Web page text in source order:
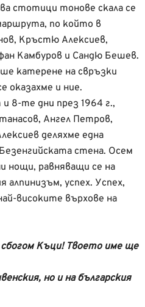
стотици тонове скала се
по който в
Кръстю Алексиев,
Камбуров и Сандю Бешев.
катерене на свръзки
оказахме и ние.
8-те дни през 1964 г.,
Ангел Петров,
деляхме една
стена. Осем
нощи, равняващи се на
алпинизъм, успех. Успех,
високите върхове на
сбогом Къци! Твоето име ще
но и на българския